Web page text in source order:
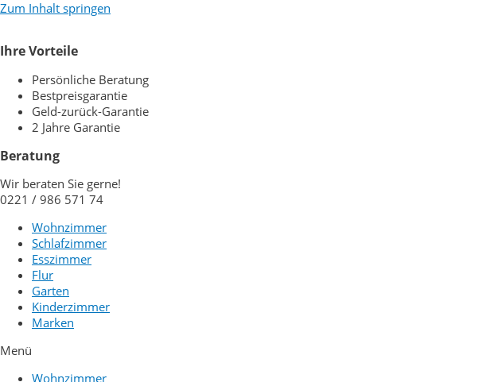
Zum Inhalt springen
Ihre Vorteile
Persönliche Beratung
Bestpreisgarantie
Geld-zurück-Garantie
2 Jahre Garantie
Beratung
Wir beraten Sie gerne!
0221 / 986 571 74
Wohnzimmer
Schlafzimmer
Esszimmer
Flur
Garten
Kinderzimmer
Marken
Menü
Wohnzimmer